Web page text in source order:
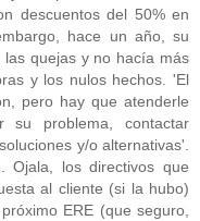
descuentos del 50% en
hace un año, su
quejas y no hacía más
y los nulos hechos. 'El
pero hay que atenderle
su problema, contactar
y/o alternativas'.
Ojala, los directivos que
al cliente (si la hubo)
ERE (que seguro,